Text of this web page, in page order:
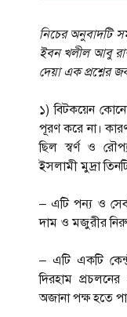
নিচের অনুবাদটি
ইবন খলীল আবু
দেয়া এক প্রশ্নের
১) বিটকয়েন কোনো
পূরণ করে না।
ছিল স্বর্ণ ও
ইসলামী মুদ্রা
– এটি পন্য ও
দাম ও মজুরীর
– এটি একটি
দিরহাম
অজানা পক্ষ হতে